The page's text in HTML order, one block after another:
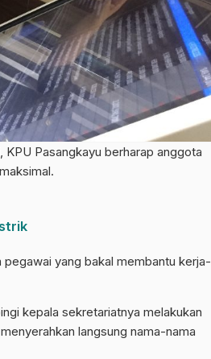
Pasangkayu berharap anggota
yang bakal membantu kerja-
kepala sekretariatnya melakukan
langsung nama-nama